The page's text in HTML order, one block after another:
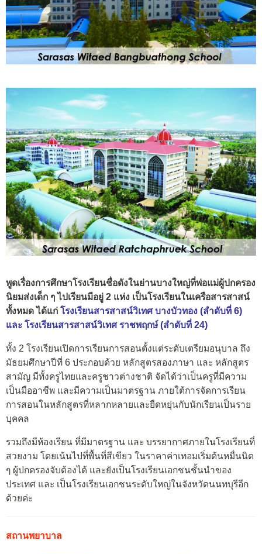
พูดเรื่องการศึกษาโรงเรียนชื่อดังในย่านบางใหญ่ที่พ่อแม่ผู้ปกครอง
นิยมส่งเด็ก ๆ ไปเรียนมีอยู่ 2 แห่ง เป็นโรงเรียนในเครือสารสาสน์
ทั้งหมด ได้แก่ โรงเรียนสารสาสน์วิเทศ บางบัวทอง (ลำดับที่ 6)
และ โรงเรียนสารสาสน์วิเทศ ราชพฤกษ์ (ลำดับที่ 24)
ทั้ง 2 โรงเรียนเปิดการเรียนการสอนตั้งแต่ระดับเตรียมอนุบาล ถึง
มัธยมศึกษาปีที่ 6 ประกอบด้วย หลักสูตรสองภาษา และ หลักสูตร
สามัญ มีทั้งครูไทยและครูชาวต่างชาติ จัดได้ว่าเป็นครูที่มีความ
เป็นมืออาชีพ และมีความเป็นมาตรฐาน ภายใต้การจัดการเรียน
การสอนในหลักสูตรที่หลากหลายและยืดหยุ่นกับนักเรียนเป็นราย
บุคคล
รวมถึงมีห้องเรียน ที่มีมาตรฐาน และ บรรยากาศภายในโรงเรียนที่
สวยงาม โดยเน้นไปที่พื้นที่สีเขียว ในราคาค่าเทอมเริ่มต้นหมื่นนิด
ๆ ผู้ปกครองจับต้องได้ และยังเป็นโรงเรียนเอกชนชั้นนำของ
ประเทศ และ เป็นโรงเรียนเอกชนระดับใหญ่ในจังหวัดนนทบุรีอีก
ด้วยค่ะ
สถานพยาบาล